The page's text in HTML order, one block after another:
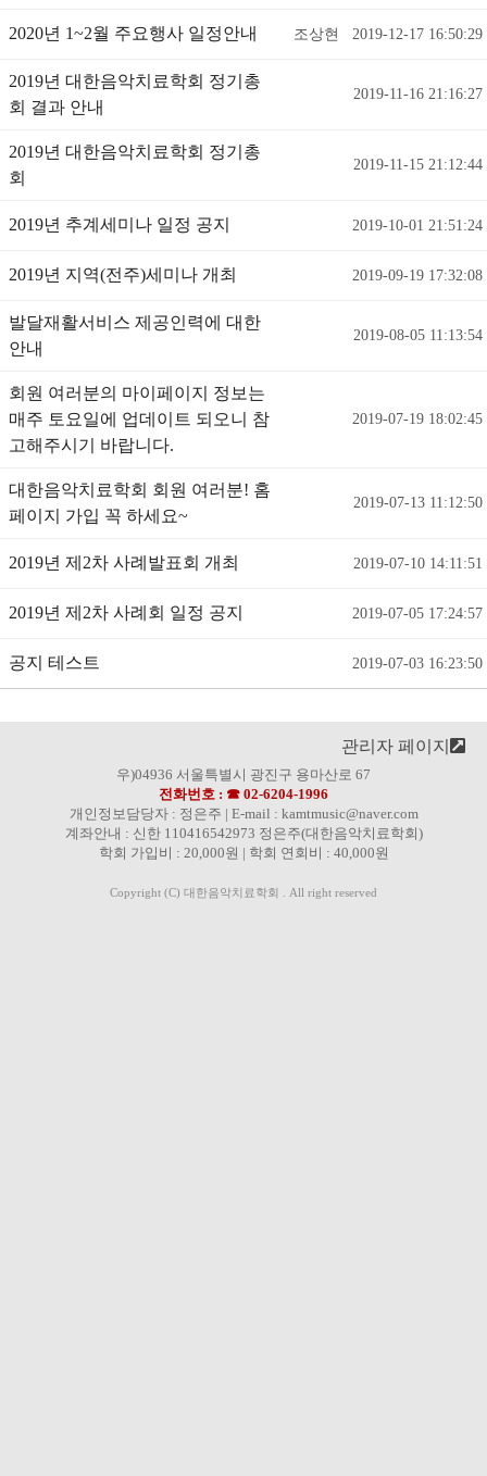
2020년 1~2월 주요행사 일정안내 조상현 2019-12-17 16:50:29
2019년 대한음악치료학회 정기총
회 결과 안내
2019-11-16 21:16:27
2019년 대한음악치료학회 정기총
회
2019-11-15 21:12:44
2019년 추계세미나 일정 공지 2019-10-01 21:51:24
2019년 지역(전주)세미나 개최 2019-09-19 17:32:08
발달재활서비스 제공인력에 대한
안내
2019-08-05 11:13:54
회원 여러분의 마이페이지 정보는
매주 토요일에 업데이트 되오니 참
고해주시기 바랍니다.
2019-07-19 18:02:45
대한음악치료학회 회원 여러분! 홈
페이지 가입 꼭 하세요~
2019-07-13 11:12:50
2019년 제2차 사례발표회 개최 2019-07-10 14:11:51
2019년 제2차 사례회 일정 공지 2019-07-05 17:24:57
공지 테스트 2019-07-03 16:23:50
관리자 페이지
우)04936 서울특별시 광진구 용마산로 67
전화번호 : ☎ 02-6204-1996
개인정보담당자 : 정은주 | E-mail : kamtmusic@naver.com
계좌안내 : 신한 110416542973 정은주(대한음악치료학회)
학회 가입비 : 20,000원 | 학회 연회비 : 40,000원
Copyright (C) 대한음악치료학회 . All right reserved